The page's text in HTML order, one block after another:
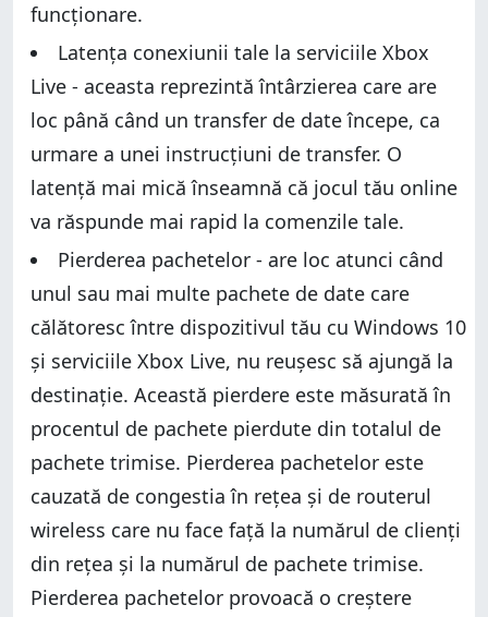
funcționare.
Latența conexiunii tale la serviciile Xbox
Live - aceasta reprezintă întârzierea care are
loc până când un transfer de date începe, ca
urmare a unei instrucțiuni de transfer. O
latență mai mică înseamnă că jocul tău online
va răspunde mai rapid la comenzile tale.
Pierderea pachetelor - are loc atunci când
unul sau mai multe pachete de date care
călătoresc între dispozitivul tău cu Windows 10
și serviciile Xbox Live, nu reușesc să ajungă la
destinație. Această pierdere este măsurată în
procentul de pachete pierdute din totalul de
pachete trimise. Pierderea pachetelor este
cauzată de congestia în rețea și de routerul
wireless care nu face față la numărul de clienți
din rețea și la numărul de pachete trimise.
Pierderea pachetelor provoacă o creștere